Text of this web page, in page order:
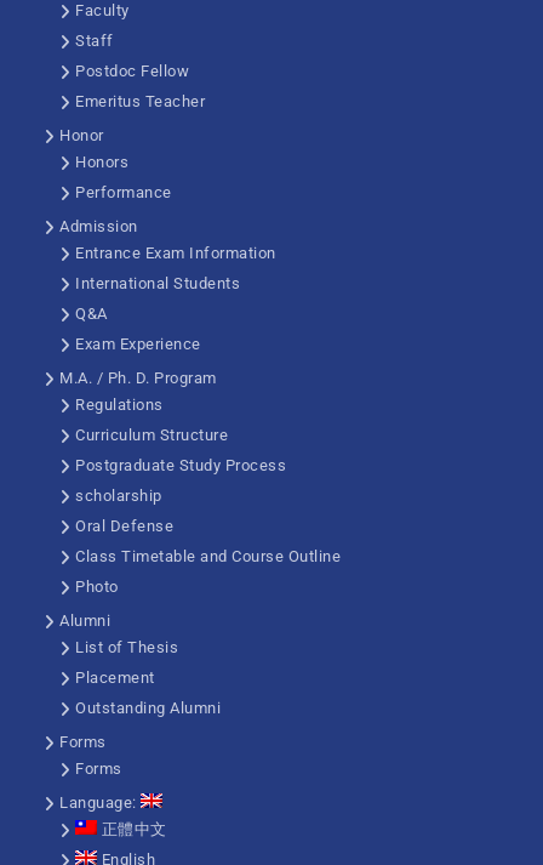
Faculty
Staff
Postdoc Fellow
Emeritus Teacher
Honor
Honors
Performance
Admission
Entrance Exam Information
International Students
Q&A
Exam Experience
M.A. / Ph. D. Program
Regulations
Curriculum Structure
Postgraduate Study Process
scholarship
Oral Defense
Class Timetable and Course Outline
Photo
Alumni
List of Thesis
Placement
Outstanding Alumni
Forms
Forms
Language:
正體中文
English